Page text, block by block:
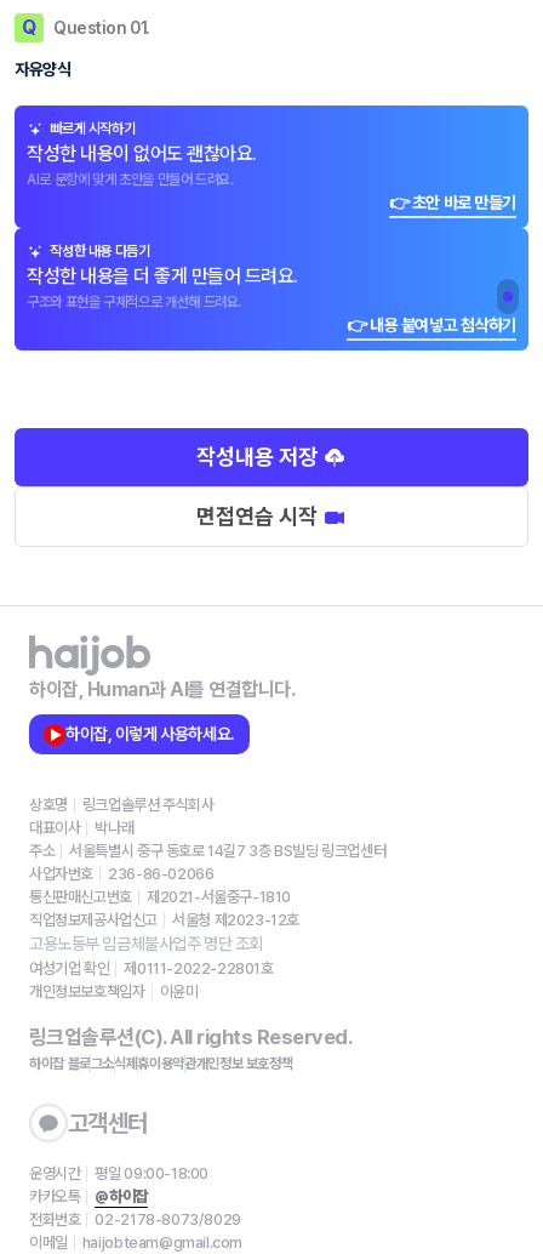
Q Question 01.
자유양식
빠르게 시작하기
작성한 내용이 없어도 괜찮아요.
AI로 문항에 맞게 초안을 만들어 드려요.
👉 초안 바로 만들기
작성한 내용 다듬기
작성한 내용을 더 좋게 만들어 드려요.
구조와 표현을 구체적으로 개선해 드려요.
👉 내용 붙여넣고 첨삭하기
작성내용 저장
면접연습 시작
하이잡, Human과 AI를 연결합니다.
하이잡, 이렇게 사용하세요.
상호명
링크업솔루션 주식회사
대표이사
박나래
주소
서울특별시 중구 동호로 14길7 3층 BS빌딩 링크업센터
사업자번호
236-86-02066
통신판매신고번호
제2021-서울중구-1810
직업정보제공사업신고
서울청 제2023-12호
고용노동부 임금체불사업주 명단 조회
여성기업 확인
제0111-2022-22801호
개인정보보호책임자
이윤미
링크업솔루션(C). All rights Reserved.
하이잡 블로그소식제휴이용약관개인정보 보호정책
고객센터
운영시간
평일 09:00-18:00
카카오톡
@하이잡
전화번호
02-2178-8073/8029
이메일
haijobteam@gmail.com